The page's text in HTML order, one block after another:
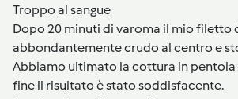
Troppo al sangue
Dopo 20 minuti di varoma il mio filetto
abbondantemente crudo al centro e
Abbiamo ultimato la cottura in pentola
fine il risultato è stato soddisfacente.